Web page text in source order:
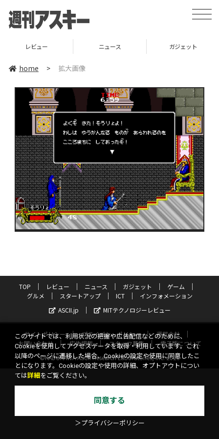
toggle
レビュー ニュース ガジェット
home > 拡大画像
TOP レビュー ニュース ガジェット
ゲーム
グルメ
スタートアップ ICT
インフォメーション
ASCII.jp
MITテクノロジーレビュー
サイトポリシー プライバシーポリシー
運営会社
お問い合わせ
広告掲載 スタッフ募集
電子版について
©KADOKAWA ASCII Research Laboratories, Inc. 2026
このサイトでは、利用状況の把握や広告配信などのために、
Cookieを使用してアクセスデータを取得・利用しています。これ
以降のページに遷移した場合、Cookieの設定や使用に同意したこ
とになります。Cookieの設定や使用の詳細、オプトアウトについ
ては詳細 をご覧ください。
同意する
＞プライバシーポリシー